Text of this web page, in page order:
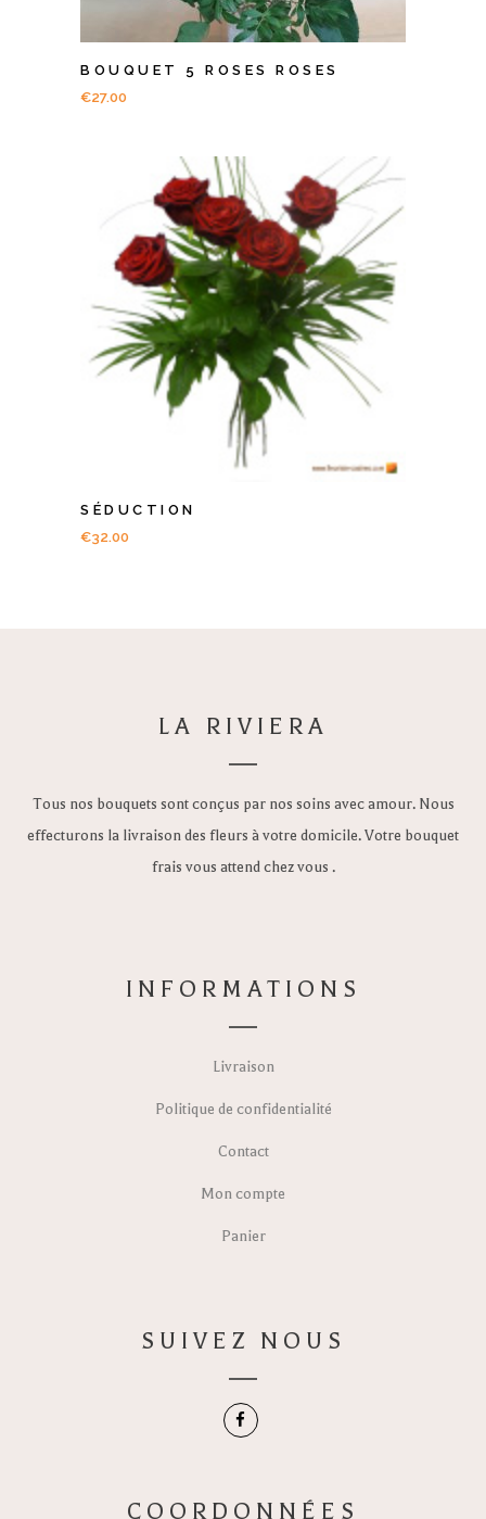
BOUQUET 5 ROSES ROSES
€27.00
SÉDUCTION
€32.00
LA RIVIERA
Tous nos bouquets sont conçus par nos soins avec amour. Nous
effecturons la livraison des fleurs à votre domicile. Votre bouquet
frais vous attend chez vous .
INFORMATIONS
Livraison
Politique de confidentialité
Contact
Mon compte
Panier
SUIVEZ NOUS
COORDONNÉES